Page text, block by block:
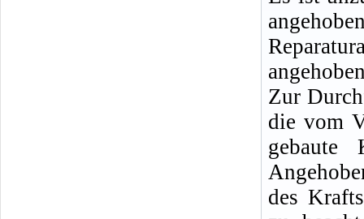
Zur
die vom
gebaute
des